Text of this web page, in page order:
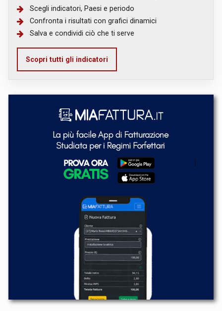
Scegli indicatori, Paesi e periodo
Confronta i risultati con grafici dinamici
Salva e condividi ciò che ti serve
Scopri tutti gli indicatori